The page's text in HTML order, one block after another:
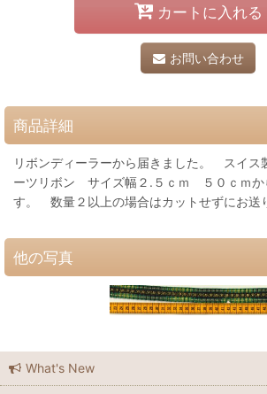
カートに入れる
お問い合わせ
商品詳細
リボンディーラーから届きました。 スイス
ーツリボン サイズ幅２.５ｃｍ ５０ｃｍか
す。 数量２以上の場合はカットせずにお送
他の写真
What's New